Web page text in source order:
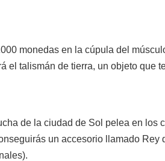
monedas en la cúpula del
el talismán de tierra, un objeto que
de la ciudad de Sol pelea en los
un accesorio llamado